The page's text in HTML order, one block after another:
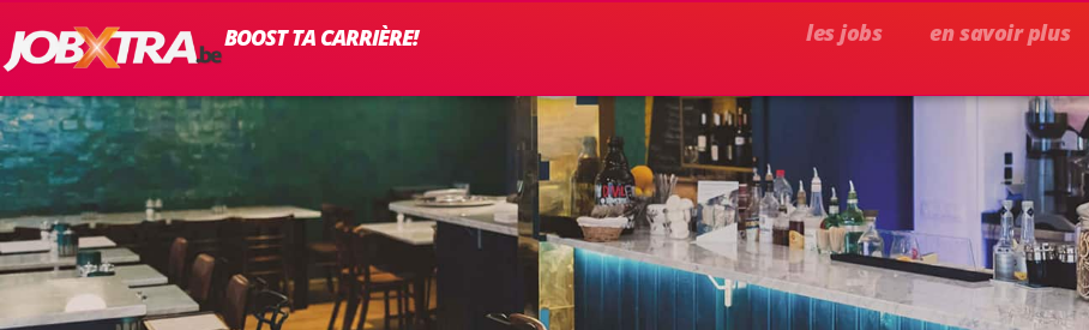
BOOST TA CARRIÈRE! les jobs en savoir plus